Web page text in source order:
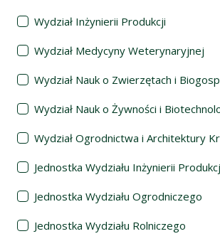
Wydział Inżynierii Produkcji
Wydział Medycyny Weterynaryjnej
Wydział Nauk o Zwierzętach i
Wydział Nauk o Żywności i
Wydział Ogrodnictwa i Architektury
Jednostka Wydziału Inżynierii
Jednostka Wydziału Ogrodniczego
Jednostka Wydziału Rolniczego